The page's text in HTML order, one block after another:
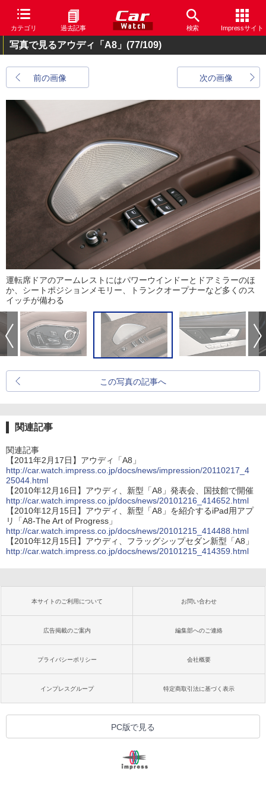
カテゴリ 過去記事 検索 Impressサイト
写真で見るアウディ「A8」 (77/109)
前の画像 次の画像
運転席ドアのアームレストにはパワーウインドーとドアミラーのほ
か、シートポジションメモリー、トランクオープナーなど多くのス
イッチが備わる
この写真の記事へ
関連記事
関連記事
【2011年2月17日】アウディ「A8」
http://car.watch.impress.co.jp/docs/news/impression/20110217_4
25044.html
【2010年12月16日】アウディ、新型「A8」発表会、国技館で開催
http://car.watch.impress.co.jp/docs/news/20101216_414652.html
【2010年12月15日】アウディ、新型「A8」を紹介するiPad用アプ
リ「A8-The Art of Progress」
http://car.watch.impress.co.jp/docs/news/20101215_414488.html
【2010年12月15日】アウディ、フラッグシップセダン新型「A8」
http://car.watch.impress.co.jp/docs/news/20101215_414359.html
本サイトのご利用について お問い合わせ
広告掲載のご案内 編集部へのご連絡
プライバシーポリシー 会社概要
インプレスグループ 特定商取引法に基づく表示
PC版で見る